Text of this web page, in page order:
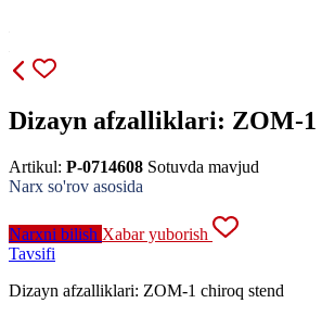
Dizayn afzalliklari: ZOM-1
Artikul: P-0714608 Sotuvda mavjud
Narx so'rov asosida
Narxni bilish Xabar yuborish
Tavsifi
Dizayn afzalliklari: ZOM-1 chiroq stend